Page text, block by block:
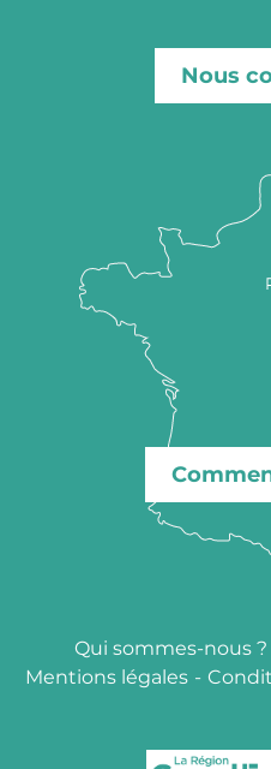
Nous
Qui sommes-nous ?
Mentions légales -